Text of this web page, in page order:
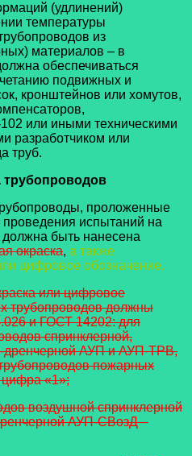
(удлинений)
температуры
из
материалов – в
обеспечиваться
подвижных и
кронштейнов или хомутов,
или иными техническими
разработчиком или
труб.
трубопроводов
проложенные
проведения испытаний на
должна быть нанесена
окраска, а также
цифровое обозначение.
или цифровое
трубопроводов должны
и ГОСТ 14202:для
спринклерной,
дренчерной АУП и АУП-ТРВ,
пожарных
цифра «1»;
воздушной спринклерной
АУП-СВозД –